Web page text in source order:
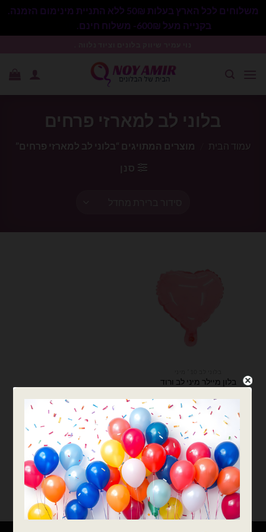
משלוחים לכל הארץ בעלות 50₪ ללא התניית מינימום הזמנה.
בקנייה מעל 600₪- משלוח חינם.
בלוני לב למארזי פרחים
עמוד הבית
מוצרים המתויגים “בלוני לב למארזי פרחים”
סנן
בלון מיילר מיני לב ורוד
יחידות
₪59.00
כמות של בלון מיילר מיני לב ורוד מקרון ניילון 10 אינץ' - 50 יחידות
הוספה לסל